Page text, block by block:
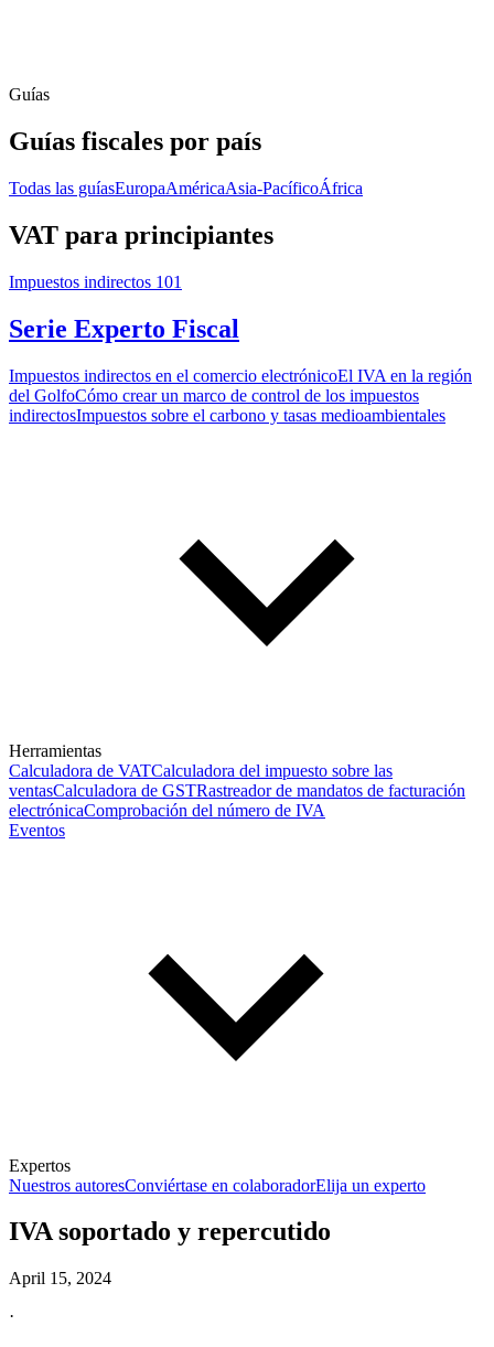
Guías
Guías fiscales por país
Todas las guíasEuropaAméricaAsia-PacíficoÁfrica
VAT para principiantes
Impuestos indirectos 101
Serie Experto Fiscal
Impuestos indirectos en el comercio electrónicoEl IVA en la región
del GolfoCómo crear un marco de control de los impuestos
indirectosImpuestos sobre el carbono y tasas medioambientales
Herramientas
Calculadora de VATCalculadora del impuesto sobre las
ventasCalculadora de GSTRastreador de mandatos de facturación
electrónicaComprobación del número de IVA
Eventos
Expertos
Nuestros autoresConviértase en colaboradorElija un experto
IVA soportado y repercutido
April 15, 2024
·